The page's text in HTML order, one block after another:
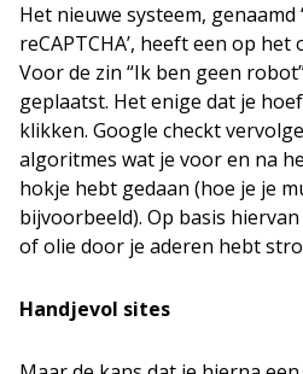
Het nieuwe systeem, genaamd
reCAPTCHA’, heeft een op
Voor de zin “Ik ben geen
geplaatst. Het enige dat je
klikken. Google checkt
algoritmes wat je voor en na
hokje hebt gedaan (hoe je je
bijvoorbeeld). Op basis
of olie door je aderen hebt
Handjevol sites